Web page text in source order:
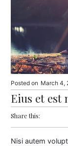
Posted on March 4,
Eius et est
Share this:
Nisi autem